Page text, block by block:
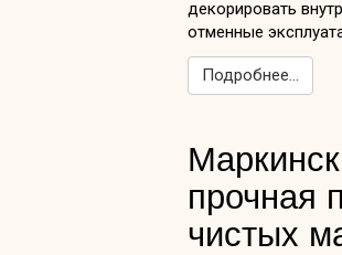
декорировать
отменные
Подробнее...
прочная
чистых